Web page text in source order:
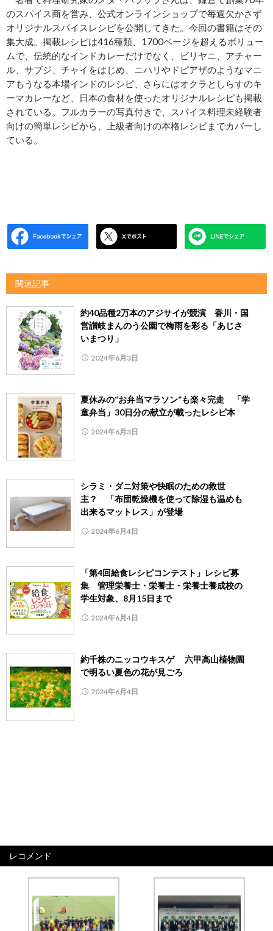
のスパイス商を営み、公式オンラインショップで毎週欠かさず
オリジナルスパイスレシピを公開してきた。今回の書籍はその
集大成。掲載レシピは416種類、1700ページを超えるボリュー
ムで、伝統的なインドカレーだけでなく、ビリヤニ、アチャー
ル、サブジ、チャイをはじめ、ニハリやドピアザのようなマニ
アもうなる本場インドのレシピ、さらにはオクラとしらすのキ
ーマカレーなど、日本の食材を使ったオリジナルレシピも掲載
されている。フルカラーの写真付きで、スパイス料理未経験者
向けの簡単レシピから、上級者向けの本格レシピまでカバーし
ている。
関連記事
約40品種2万本のアジサイが競演 香川・国
営讃岐まんのう公園で梅雨を彩る「あじさ
いまつり」
2024年6月3日
夏休みの“お弁当マラソン”も楽々完走 「学
童弁当」30日分の献立が載ったレシピ本
2024年6月3日
シラミ・ダニ対策や快眠のための救世
主？ 「布団乾燥機を使って除湿も温めも
出来るマットレス」が登場
2024年6月4日
「第4回給食レシピコンテスト」レシピ募
集 管理栄養士・栄養士・栄養士養成校の
学生対象、8月15日まで
2024年6月4日
約千株のニッコウキスゲ 六甲高山植物園
で明るい夏色の花が見ごろ
2024年6月4日
レコメンド